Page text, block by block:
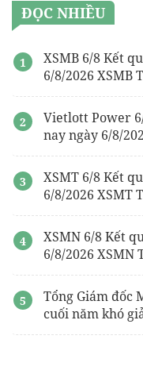
ĐỌC NHIỀU
XSMB 6/8 Kết
6/8/2026 XSMB
Vietlott Power
nay ngày 6/8/
XSMT 6/8 Kết
6/8/2026 XSMT
XSMN 6/8 Kết
6/8/2026 XSMN
Tổng Giám đốc
cuối năm khó